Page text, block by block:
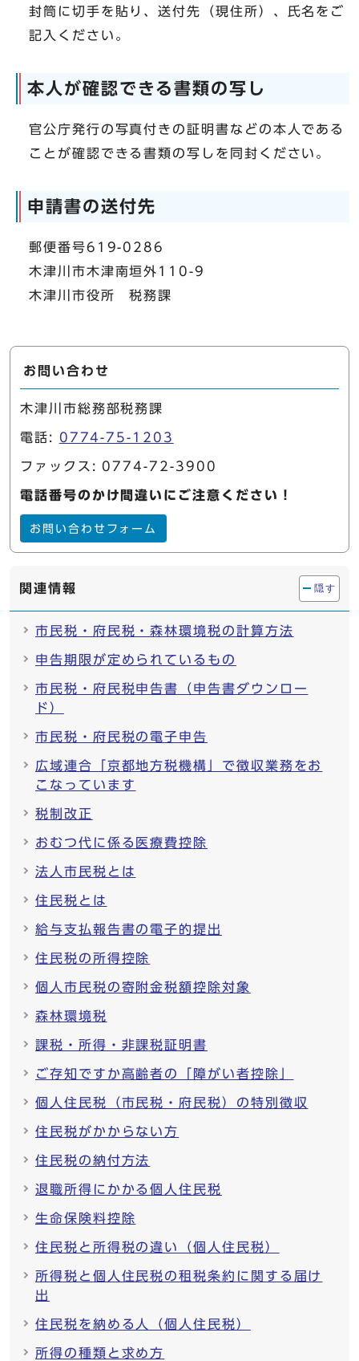
封筒に切手を貼り、送付先（現住所）、氏名をご
記入ください。
本人が確認できる書類の写し
官公庁発行の写真付きの証明書などの本人である
ことが確認できる書類の写しを同封ください。
申請書の送付先
郵便番号619-0286
木津川市木津南垣外110-9
木津川市役所 税務課
お問い合わせ
木津川市総務部税務課
電話: 0774-75-1203
ファックス: 0774-72-3900
電話番号のかけ間違いにご注意ください！
お問い合わせフォーム
関連情報 隠す
市民税・府民税・森林環境税の計算方法
申告期限が定められているもの
市民税・府民税申告書（申告書ダウンロー
ド）
市民税・府民税の電子申告
広域連合「京都地方税機構」で徴収業務をお
こなっています
税制改正
おむつ代に係る医療費控除
法人市民税とは
住民税とは
給与支払報告書の電子的提出
住民税の所得控除
個人市民税の寄附金税額控除対象
森林環境税
課税・所得・非課税証明書
ご存知ですか高齢者の「障がい者控除」
個人住民税（市民税・府民税）の特別徴収
住民税がかからない方
住民税の納付方法
退職所得にかかる個人住民税
生命保険料控除
住民税と所得税の違い（個人住民税）
所得税と個人住民税の租税条約に関する届け
出
住民税を納める人（個人住民税）
所得の種類と求め方